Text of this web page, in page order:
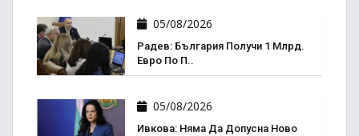
05/08/2026
Радев: България Получи 1 Млрд.
Евро По П..
05/08/2026
Ивкова: Няма Да Допусна Ново